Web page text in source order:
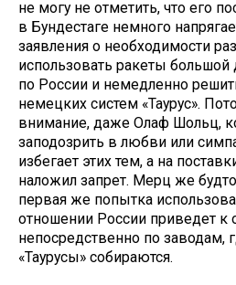
не могу не отметить, что его
в Бундестаге немного
заявления о необходимости
использовать ракеты большой
по России и немедленно
немецких систем «Таурус».
внимание, даже Олаф Шольц,
заподозрить в любви или
избегает этих тем, а на
наложил запрет. Мерц же
первая же попытка
отношении России приведет к
непосредственно по заводам,
«Таурусы» собираются.